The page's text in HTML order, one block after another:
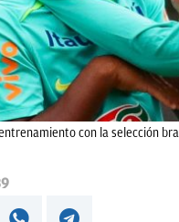
con la selección